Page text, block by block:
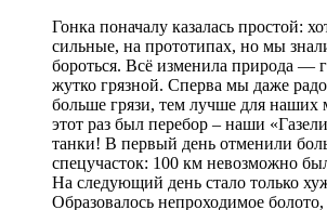
Гонка поначалу казалась простой:
сильные, на прототипах, но мы
бороться. Всё изменила природа —
жутко грязной. Сперва мы даже
больше грязи, тем лучше для
этот раз был перебор – наши
танки! В первый день отменили
спецучасток: 100 км невозможно
На следующий день стало только
Образовалось непроходимое